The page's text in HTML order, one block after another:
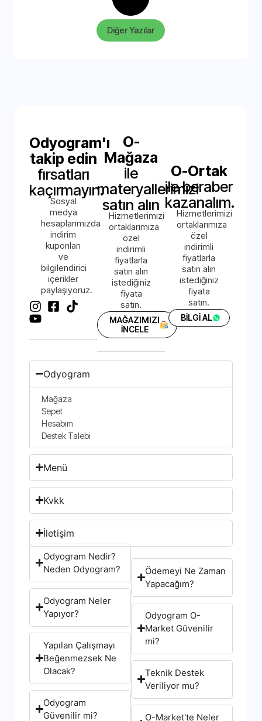
Diğer Yazılar
Odyogram'ı
takip edin
fırsatları
kaçırmayın.
Sosyal
medya
hesaplarımızda
indirim
kuponları
ve
bilgilendirici
içerikler
paylaşıyoruz.
O-
Mağaza
ile
materyallerimizi
satın alın
Hizmetlerimizi
ortaklarımıza
özel
indirimli
fiyatlarla
satın alın
istediğiniz
fiyata
satın.
MAĞAZIMIZI
İNCELE
O-Ortak
ile beraber
kazanalım.
Hizmetlerimizi
ortaklarımıza
özel
indirimli
fiyatlarla
satın alın
istediğiniz
fiyata
satın.
BİLGİ AL
Odyogram
Mağaza
Sepet
Hesabım
Destek Talebi
Menü
Kvkk
İletişim
Odyogram Nedir?
Neden Odyogram?
Odyogram Neler
Yapıyor?
Yapılan Çalışmayı
Beğenmezsek Ne
Olacak?
Odyogram
Güvenilir mi?
Ödemeyi Ne Zaman
Yapacağım?
Odyogram O-
Market Güvenilir
mi?
Teknik Destek
Veriliyor mu?
O-Market'te Neler